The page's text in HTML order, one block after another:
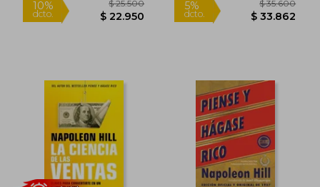
dcto. $ 29.535 dcto. $